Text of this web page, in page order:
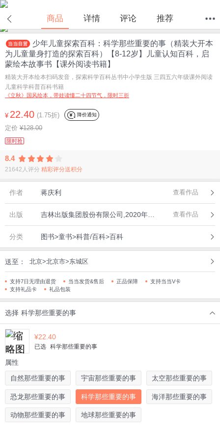
商品 详情 评论 推荐
首页 分类 值得买 购物车 我的当当
少年儿童探索百科：科学那些重要的事（精装大开本
为儿童量身打造的探索百科）【8-12岁】儿童认知百科，启
蒙绘本故事书【课外阅读书籍】
精装大开本绘本扫码发音，探索科学百科丛书中小学生版 三四五六年级课外阅读
儿童科学科普百科书籍
《立秋》国风绘本，带娃读懂二十四节气，限时三折
¥ 22.40 (1.75折) 降价通知
定价 ¥128.00
限时抢
8.4
21642人评分 精彩评分送积分
作者 蒋庆利 查看作品
出版 吉林出版集团股份有限公司,2020年10月 查看作品
分类 图书>童书>科普/百科>百科
送至： 北京>北京市>东城区
支持7日无理由退货 当当发货&售后 正品保障
支持当当V卡
支持礼品卡
礼品包装
选择 科学那些重要的事
¥22.40
已选 科学那些重要的事
属性
自然那些重要的事 宇宙那些重要的事 太空那些重要的事
恐龙那些重要的事 科学那些重要的事 海洋那些重要的事
动物那些重要的事 地球那些重要的事